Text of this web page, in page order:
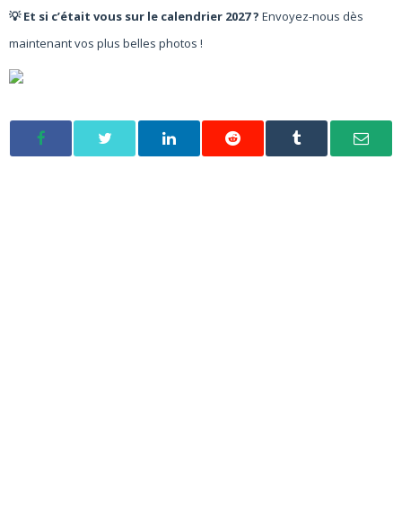
💡 Et si c’était vous sur le calendrier 2027 ? Envoyez-nous dès
maintenant vos plus belles photos !